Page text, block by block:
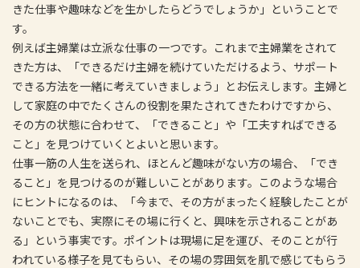
きた仕事や趣味などを生かしたらどうでしょうか」ということで
す。
例えば主婦業は立派な仕事の一つです。これまで主婦業をされて
きた方は、「できるだけ主婦を続けていただけるよう、サポート
できる方法を一緒に考えていきましょう」とお伝えします。主婦と
して家庭の中でたくさんの役割を果たされてきたわけですから、
その方の状態に合わせて、「できること」や「工夫すればできる
こと」を見つけていくとよいと思います。
仕事一筋の人生を送られ、ほとんど趣味がない方の場合、「でき
ること」を見つけるのが難しいことがあります。このような場合
にヒントになるのは、「今まで、その方がまったく経験したことが
ないことでも、実際にその場に行くと、興味を示されることがあ
る」という事実です。ポイントは現場に足を運び、そのことが行
われている様子を見てもらい、その場の雰囲気を肌で感じてもらう